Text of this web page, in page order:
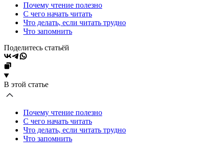
Почему чтение полезно
С чего начать читать
Что делать, если читать трудно
Что запомнить
Поделитесь статьёй
В этой статье
Почему чтение полезно
С чего начать читать
Что делать, если читать трудно
Что запомнить